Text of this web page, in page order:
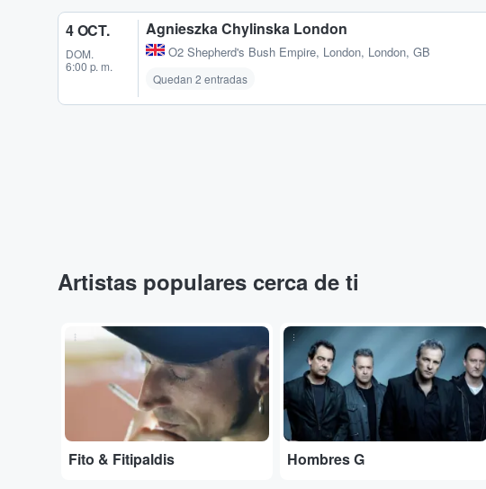
4 OCT.
DOM.
6:00 p. m.
Agnieszka Chylinska London
O2 Shepherd's Bush Empire, London, London, GB
Quedan 2 entradas
Artistas populares cerca de ti
Fito & Fitipaldis
...
Hombres G